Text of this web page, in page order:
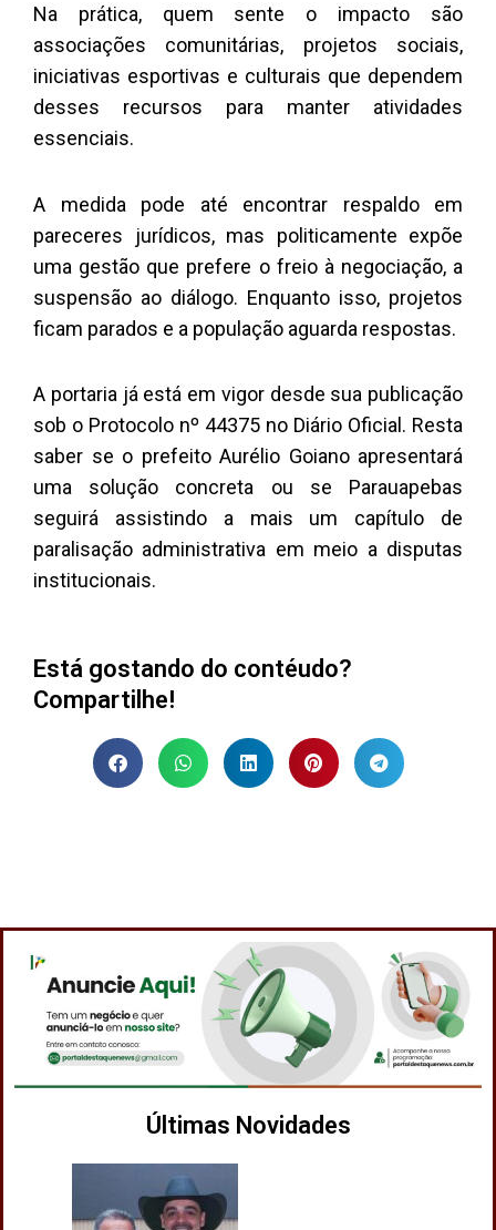
Na prática, quem sente o impacto são
associações comunitárias, projetos sociais,
iniciativas esportivas e culturais que dependem
desses recursos para manter atividades
essenciais.
A medida pode até encontrar respaldo em
pareceres jurídicos, mas politicamente expõe
uma gestão que prefere o freio à negociação, a
suspensão ao diálogo. Enquanto isso, projetos
ficam parados e a população aguarda respostas.
A portaria já está em vigor desde sua publicação
sob o Protocolo nº 44375 no Diário Oficial. Resta
saber se o prefeito Aurélio Goiano apresentará
uma solução concreta ou se Parauapebas
seguirá assistindo a mais um capítulo de
paralisação administrativa em meio a disputas
institucionais.
Está gostando do contéudo?
Compartilhe!
Últimas Novidades